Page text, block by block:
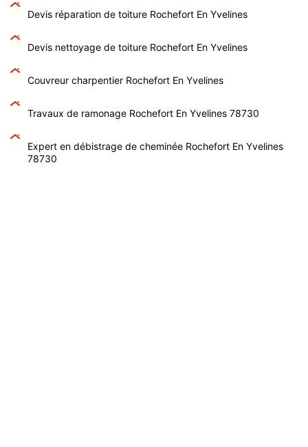
Devis réparation de toiture Rochefort En Yvelines
Devis nettoyage de toiture Rochefort En Yvelines
Couvreur charpentier Rochefort En Yvelines
Travaux de ramonage Rochefort En Yvelines 78730
Expert en débistrage de cheminée Rochefort En Yvelines
78730